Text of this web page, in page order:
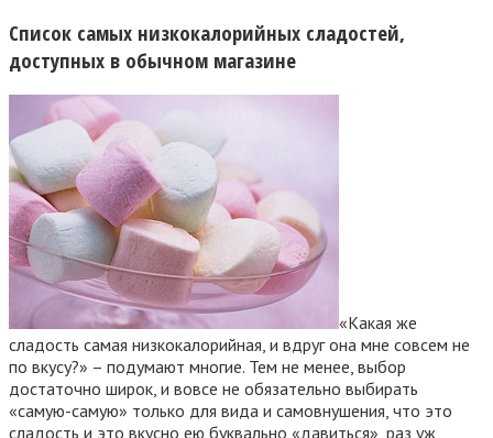
Список самых низкокалорийных сладостей,
доступных в обычном магазине
«Какая же
сладость самая низкокалорийная, и вдруг она мне совсем не
по вкусу?» – подумают многие. Тем не менее, выбор
достаточно широк, и вовсе не обязательно выбирать
«самую-самую» только для вида и самовнушения, что это
сладость и это вкусно ею буквально «давиться», раз уж